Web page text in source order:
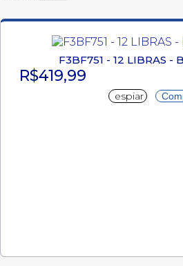
F3BF751 - 12 LIBRAS -
R$419,99
espiar